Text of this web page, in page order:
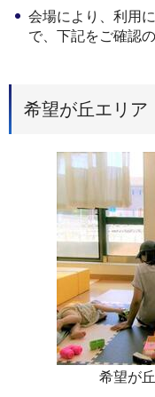
会場により、利用
で、下記をご確認
希望が丘エリア
希望が